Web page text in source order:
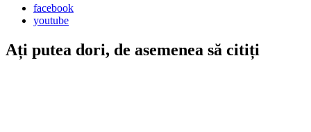
facebook
youtube
Ați putea dori, de asemenea să citiți